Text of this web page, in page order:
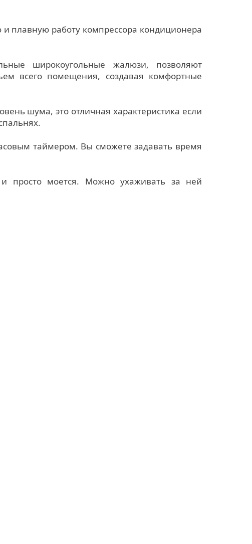
и плавную работу компрессора кондиционера
широкоугольные жалюзи, позволяют
всего помещения, создавая комфортные
шума, это отличная характеристика если
таймером. Вы сможете задавать время
просто моется. Можно ухаживать за ней